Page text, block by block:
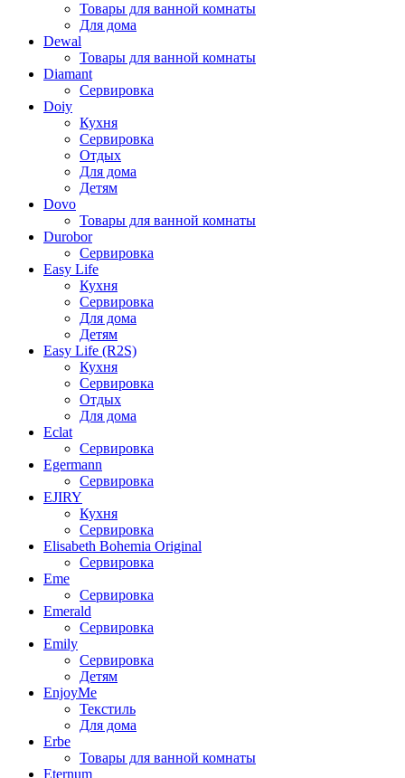
Товары для ванной комнаты
Для дома
Dewal
Товары для ванной комнаты
Diamant
Сервировка
Doiy
Кухня
Сервировка
Отдых
Для дома
Детям
Dovo
Товары для ванной комнаты
Durobor
Сервировка
Easy Life
Кухня
Сервировка
Для дома
Детям
Easy Life (R2S)
Кухня
Сервировка
Отдых
Для дома
Eclat
Сервировка
Egermann
Сервировка
EJIRY
Кухня
Сервировка
Elisabeth Bohemia Original
Сервировка
Eme
Сервировка
Emerald
Сервировка
Emily
Сервировка
Детям
EnjoyMe
Текстиль
Для дома
Erbe
Товары для ванной комнаты
Eternum